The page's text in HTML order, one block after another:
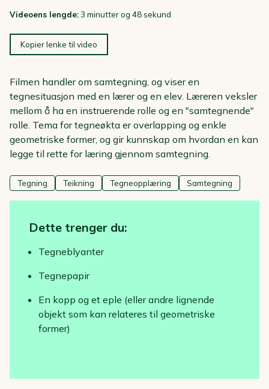
Videoens lengde: 3 minutter og 48 sekund
Kopier lenke til video
Filmen handler om samtegning, og viser en
tegnesituasjon med en lærer og en elev. Læreren veksler
mellom å ha en instruerende rolle og en "samtegnende"
rolle. Tema for tegneøkta er overlapping og enkle
geometriske former, og gir kunnskap om hvordan en kan
legge til rette for læring gjennom samtegning.
Tegning Teikning Tegneopplæring Samtegning
Dette trenger du:
Tegneblyanter
Tegnepapir
En kopp og et eple (eller andre lignende
objekt som kan relateres til geometriske
former)